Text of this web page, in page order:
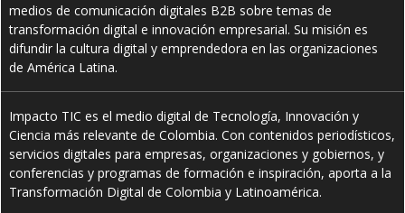
medios de comunicación digitales B2B sobre temas de
transformación digital e innovación empresarial. Su misión es
difundir la cultura digital y emprendedora en las organizaciones
de América Latina.
Impacto TIC es el medio digital de Tecnología, Innovación y
Ciencia más relevante de Colombia. Con contenidos periodísticos,
servicios digitales para empresas, organizaciones y gobiernos, y
conferencias y programas de formación e inspiración, aporta a la
Transformación Digital de Colombia y Latinoamérica.